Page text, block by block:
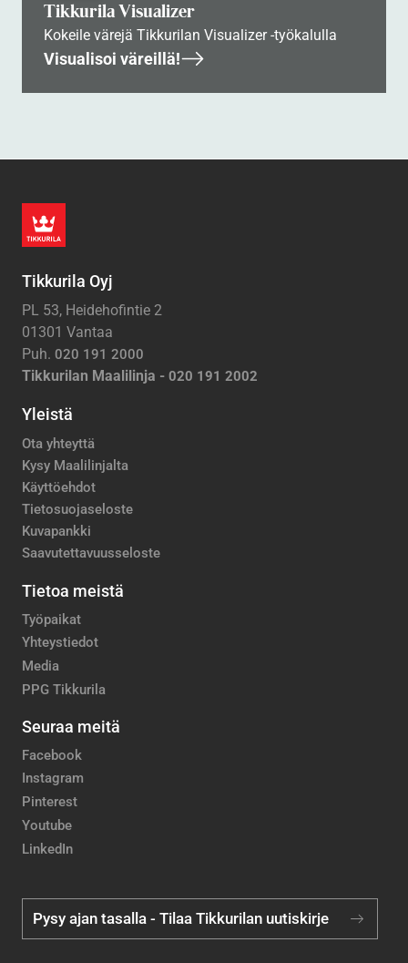
Tikkurila Visualizer
Kokeile värejä Tikkurilan Visualizer -työkalulla
Visualisoi väreillä!
Tikkurila Oyj
PL 53, Heidehofintie 2
01301 Vantaa
Puh. 020 191 2000
Tikkurilan Maalilinja - 020 191 2002
Yleistä
Ota yhteyttä
Kysy Maalilinjalta
Käyttöehdot
Tietosuojaseloste
Kuvapankki
Saavutettavuusseloste
Tietoa meistä
Työpaikat
Yhteystiedot
Media
PPG Tikkurila
Seuraa meitä
Facebook
Instagram
Pinterest
Youtube
LinkedIn
Pysy ajan tasalla - Tilaa Tikkurilan uutiskirje